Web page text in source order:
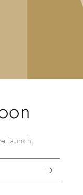
launch.